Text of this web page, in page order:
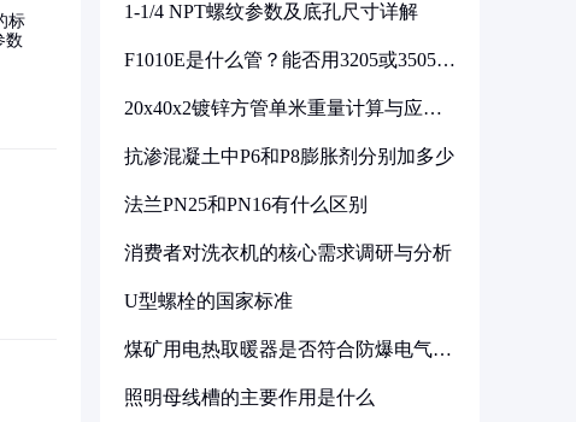
1-1/4 NPT螺纹参数及底孔尺寸详解
F1010E是什么管？能否用3205或3505代
20x40x2镀锌方管单米重量计算与应用
抗渗混凝土中P6和P8膨胀剂分别加多少
法兰PN25和PN16有什么区别
消费者对洗衣机的核心需求调研与分析
U型螺栓的国家标准
煤矿用电热取暖器是否符合防爆电气设
照明母线槽的主要作用是什么